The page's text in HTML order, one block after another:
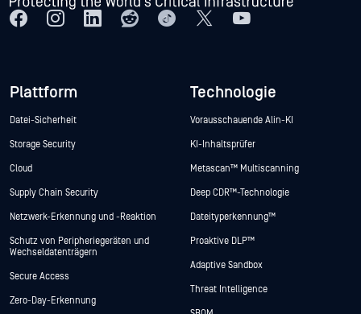
Plattform
Datei-Sicherheit
Storage Security
Cloud
Supply Chain Security
Netzwerk-Erkennung und -Reaktion
Schutz von Peripheriegeräten und
Wechseldatenträgern
Secure Access
Zero-Day-Erkennung
Technologie
Vorausschauende Alin-KI
KI-Inhaltsprüfer
Metascan™ Multiscanning
Deep CDR™-Technologie
Dateityperkennung™
Proaktive DLP™
Adaptive Sandbox
Threat Intelligence